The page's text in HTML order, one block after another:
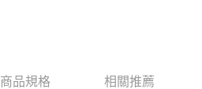
商品規格 相關推薦